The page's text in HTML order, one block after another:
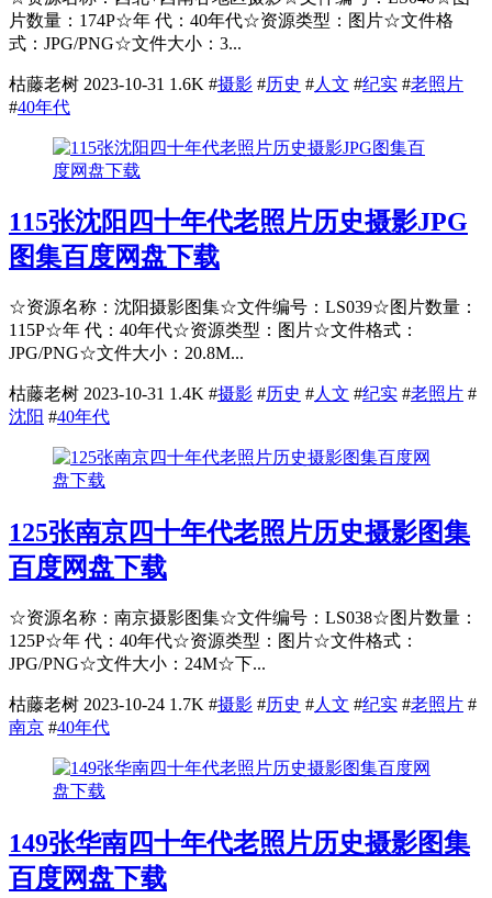
片数量：174P☆年 代：40年代☆资源类型：图片☆文件格
式：JPG/PNG☆文件大小：3...
枯藤老树 2023-10-31 1.6K #摄影 #历史 #人文 #纪实 #老照片
#40年代
115张沈阳四十年代老照片历史摄影JPG
图集百度网盘下载
☆资源名称：沈阳摄影图集☆文件编号：LS039☆图片数量：
115P☆年 代：40年代☆资源类型：图片☆文件格式：
JPG/PNG☆文件大小：20.8M...
枯藤老树 2023-10-31 1.4K #摄影 #历史 #人文 #纪实 #老照片 #
沈阳 #40年代
125张南京四十年代老照片历史摄影图集
百度网盘下载
☆资源名称：南京摄影图集☆文件编号：LS038☆图片数量：
125P☆年 代：40年代☆资源类型：图片☆文件格式：
JPG/PNG☆文件大小：24M☆下...
枯藤老树 2023-10-24 1.7K #摄影 #历史 #人文 #纪实 #老照片 #
南京 #40年代
149张华南四十年代老照片历史摄影图集
百度网盘下载